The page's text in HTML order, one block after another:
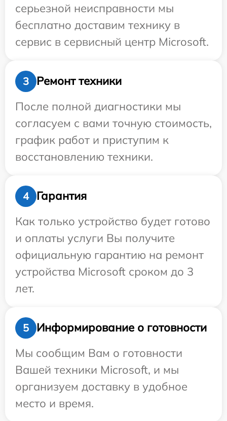
серьезной неисправности мы
бесплатно доставим технику в
сервис в сервисный центр Microsoft.
3
Ремонт техники
После полной диагностики мы
согласуем с вами точную стоимость,
график работ и приступим к
восстановлению техники.
4
Гарантия
Как только устройство будет готово
и оплаты услуги Вы получите
официальную гарантию на ремонт
устройства Microsoft сроком до 3
лет.
5
Информирование о готовности
Мы сообщим Вам о готовности
Вашей техники Microsoft, и мы
организуем доставку в удобное
место и время.